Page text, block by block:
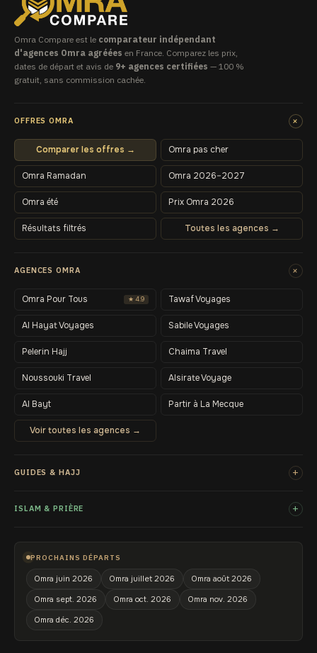
Omra Compare est le comparateur indépendant
d'agences Omra agréées en France. Comparez les prix,
dates de départ et avis de 9+ agences certifiées — 100 %
gratuit, sans commission cachée.
OFFRES OMRA +
Comparer les offres → Omra pas cher
Omra Ramadan Omra 2026–2027
Omra été Prix Omra 2026
Résultats filtrés Toutes les agences →
AGENCES OMRA +
Omra Pour Tous ★ 4.9 Tawaf Voyages
Al Hayat Voyages Sabile Voyages
Pelerin Hajj Chaima Travel
Noussouki Travel Alsirate Voyage
Al Bayt Partir à La Mecque
Voir toutes les agences →
GUIDES & HAJJ +
ISLAM & PRIÈRE +
PROCHAINS DÉPARTS
Omra juin 2026 Omra juillet 2026 Omra août 2026
Omra sept. 2026 Omra oct. 2026 Omra nov. 2026
Omra déc. 2026